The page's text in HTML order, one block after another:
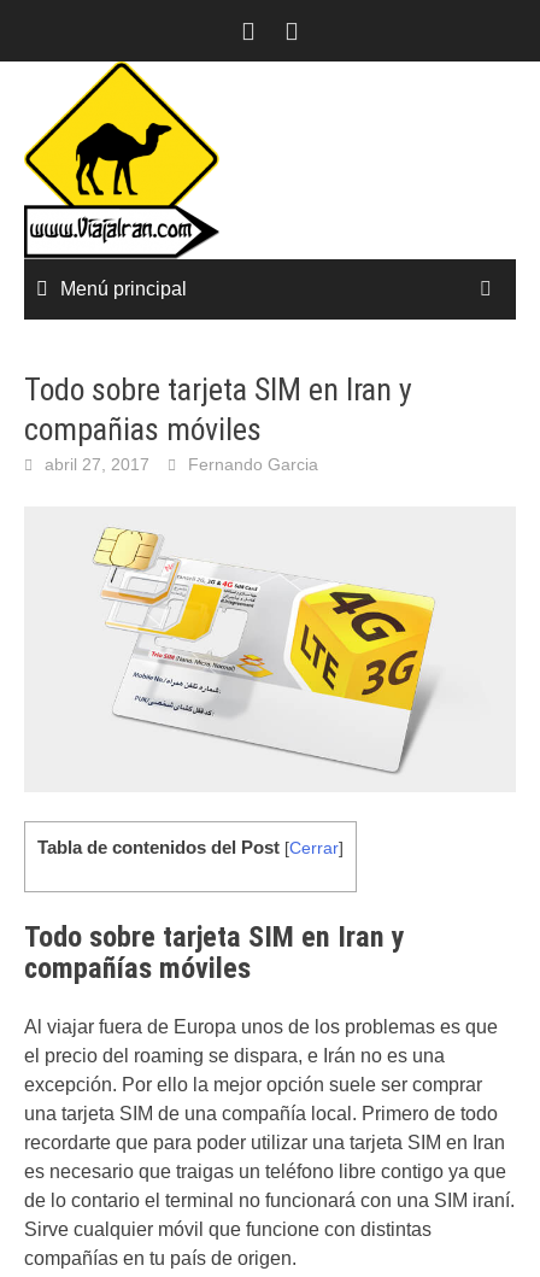
Menú principal
Todo sobre tarjeta SIM en Iran y
compañias móviles
abril 27, 2017 Fernando Garcia
Tabla de contenidos del Post [Cerrar]
Todo sobre tarjeta SIM en Iran y
compañías móviles
Al viajar fuera de Europa unos de los problemas es que
el precio del roaming se dispara, e Irán no es una
excepción. Por ello la mejor opción suele ser comprar
una tarjeta SIM de una compañía local. Primero de todo
recordarte que para poder utilizar una tarjeta SIM en Iran
es necesario que traigas un teléfono libre contigo ya que
de lo contario el terminal no funcionará con una SIM iraní.
Sirve cualquier móvil que funcione con distintas
compañías en tu país de origen.